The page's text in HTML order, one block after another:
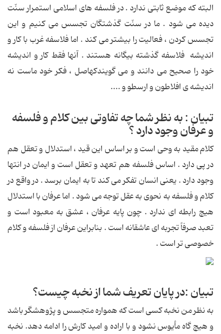
البته كه موضع ثابتی ندارد . در فلسفه های اسلامی استمرار سنّت
دیده می شود . ما در سنّت گذشتگان تجسس می كنیم و این
تجسس كردن ، فعالیت را بیشتر می كند . اما فلاسفه غرب با كار و
اندیشه فلاسفه گذشته بیگانه هستند . آنها فقط كار و اندیشه
خود را صحیح می دانند و می گویندکهاصل ، فكر خود ماست نه
اندیشه ی افلاطون و ارسطو و ....
تبیان : به نظر شما چه تفاوتی بین كلام و فلسفه
و عرفان وجود دارد ؟
كلام مقید به وحی است و بر اساس این قید ، استدلال و تعقل هم
در پی دارد . اساس فلسفه هم تعهد و تعقل است و ایمان در انتها
وجود دارد . یعنی انسان تفكر می كند تا به ایمان برسد . در واقع در
كلام و فلسفه به نحوی به عقل توجه می شود . اما عرفان با استدلال
هیچ رابطه ای ندارد . چون پایه عرفان ، عشق به معبود است و
تعبد صرفاً تجربه ای عاشقانه است . بنابراین عرفان از فلسفه و كلام
خصوصی تر است .
تبیان :در پایان تعریف شما از نخبه چیست؟
به نظر من نخبه كسی است كه همواره متجسس و پژوهشگر باشد
و هیچ گاه مأیوس نشود و با اراده و امید كارش را ادامه دهد. نخبه